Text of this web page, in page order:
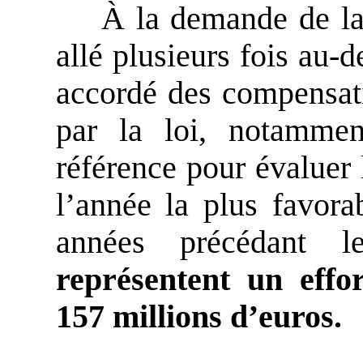
À la demande de
allé plusieurs fois au-
accordé des
par la loi,
référence pour
l’année la plus
années
représentent un
157 millions d’euros.